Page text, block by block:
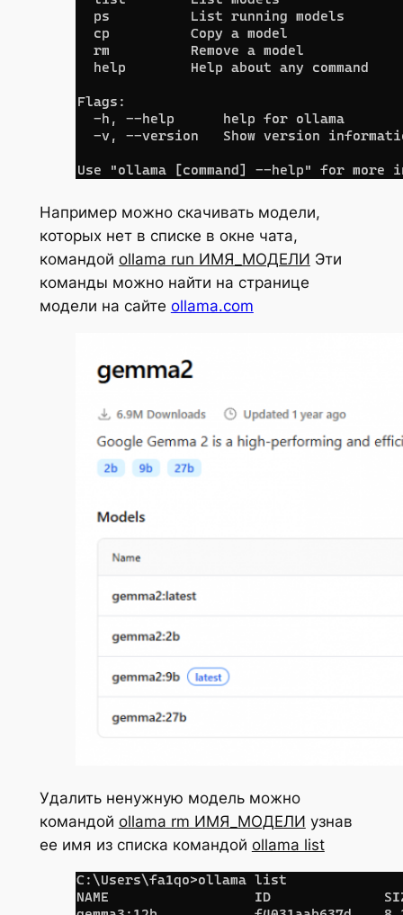
Например можно скачивать модели,
которых нет в списке в окне чата,
командой ollama run ИМЯ_МОДЕЛИ Эти
команды можно найти на странице
модели на сайте ollama.com
Удалить ненужную модель можно
командой ollama rm ИМЯ_МОДЕЛИ узнав
ее имя из списка командой ollama list